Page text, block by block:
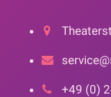
+49 (0)